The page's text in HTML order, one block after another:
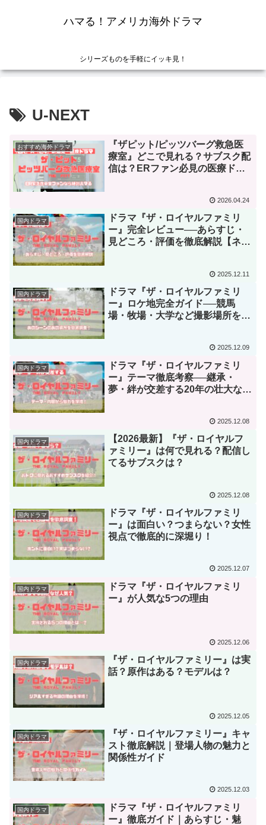
ハマる！アメリカ海外ドラマ
シリーズものを手軽にイッキ見！
U-NEXT
おすすめ海外ドラマ
『ザピット/ピッツバーグ救急医
療室』どこで見れる？サブスク配
信は？ERファン必見の医療ドラ
2026.04.24
国内ドラマ
ドラマ『ザ・ロイヤルファミリ
ー』完全レビュー──あらすじ・
見どころ・評価を徹底解説【ネタ
2025.12.11
国内ドラマ
ドラマ『ザ・ロイヤルファミリ
ー』ロケ地完全ガイド──競馬
場・牧場・大学など撮影場所を徹
2025.12.09
国内ドラマ
ドラマ『ザ・ロイヤルファミリ
ー』テーマ徹底考察──継承・
夢・絆が交差する20年の壮大な物
2025.12.08
国内ドラマ
【2026最新】『ザ・ロイヤルフ
ァミリー』は何で見れる？配信し
てるサブスクは？
2025.12.08
国内ドラマ
ドラマ『ザ・ロイヤルファミリ
ー』は面白い？つまらない？女性
視点で徹底的に深堀り！
2025.12.07
国内ドラマ
ドラマ『ザ・ロイヤルファミリ
ー』が人気な5つの理由
2025.12.06
国内ドラマ
『ザ・ロイヤルファミリー』は実
話？原作はある？モデルは？
2025.12.05
国内ドラマ
『ザ・ロイヤルファミリー』キャ
スト徹底解説｜登場人物の魅力と
関係性ガイド
2025.12.03
国内ドラマ
ドラマ『ザ・ロイヤルファミリ
ー』徹底ガイド｜あらすじ・魅